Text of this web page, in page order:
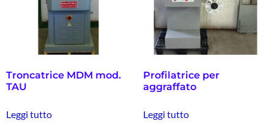
Troncatrice MDM mod.
TAU
Leggi tutto
Profilatrice per
aggraffato
Leggi tutto